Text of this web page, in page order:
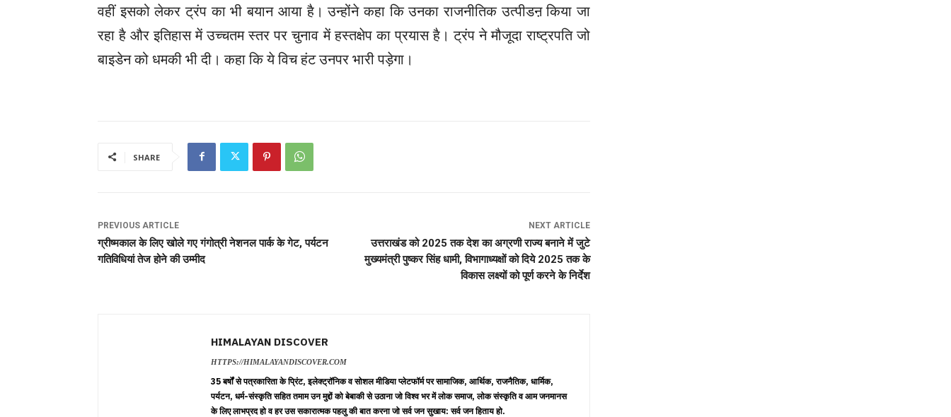
वहीं इसको लेकर ट्रंप का भी बयान आया है। उन्होंने कहा कि उनका राजनीतिक उत्पीडऩ किया जा
रहा है और इतिहास में उच्चतम स्तर पर चुनाव में हस्तक्षेप का प्रयास है। ट्रंप ने मौजूदा राष्ट्रपति जो
बाइडेन को धमकी भी दी। कहा कि ये विच हंट उनपर भारी पड़ेगा।
SHARE
PREVIOUS ARTICLE
ग्रीष्मकाल के लिए खोले गए गंगोत्री नेशनल पार्क के गेट, पर्यटन
गतिविधियां तेज होने की उम्मीद
NEXT ARTICLE
उत्तराखंड को 2025 तक देश का अग्रणी राज्य बनाने में जुटे
मुख्यमंत्री पुष्कर सिंह धामी, विभागाध्यक्षों को दिये 2025 तक के
विकास लक्ष्यों को पूर्ण करने के निर्देश
HIMALAYAN DISCOVER
HTTPS://HIMALAYANDISCOVER.COM
35 बर्षों से पत्रकारिता के प्रिंट, इलेक्ट्रॉनिक व सोशल मीडिया प्लेटफॉर्म पर सामाजिक, आर्थिक, राजनैतिक, धार्मिक,
पर्यटन, धर्म-संस्कृति सहित तमाम उन मुद्दों को बेबाकी से उठाना जो विश्व भर में लोक समाज, लोक संस्कृति व आम जनमानस
के लिए लाभप्रद हो व हर उस सकारात्मक पहलु की बात करना जो सर्व जन सुखाय: सर्व जन हिताय हो.